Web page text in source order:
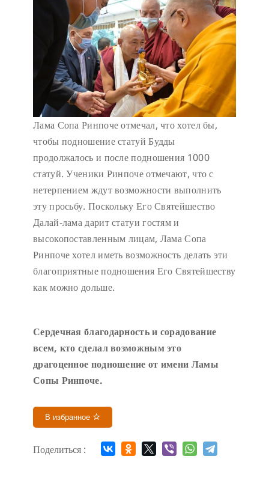
Лама Сопа Ринпоче отмечал, что хотел бы,
чтобы подношение статуй Будды
продолжалось и после подношения 1000
статуй. Ученики Ринпоче отмечают, что с
нетерпением ждут возможности выполнить
эту просьбу. Поскольку Его Святейшество
Далай-лама дарит статуи гостям и
высокопоставленным лицам, Лама Сопа
Ринпоче хотел иметь возможность делать эти
благоприятные подношения Его Святейшеству
как можно дольше.
Сердечная благодарность и сорадование
всем, кто сделал возможным это
драгоценное подношение от имени Ламы
Сопы Ринпоче.
В избранное
Поделиться :